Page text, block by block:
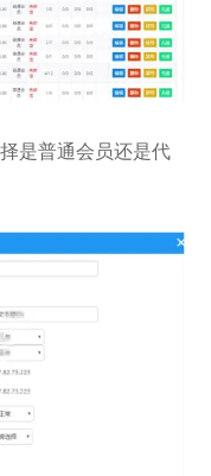
是普通会员还是代